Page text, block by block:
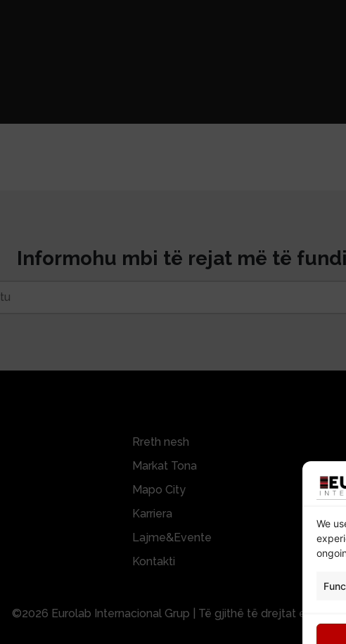
We
Informohu mbi të rejat më të
Rreth nesh
Markat Tona
Mapo City
Karriera
Lajme&Evente
Kontakti
©2026 Eurolab Internacional Grup | Të gjithë të drejtat e